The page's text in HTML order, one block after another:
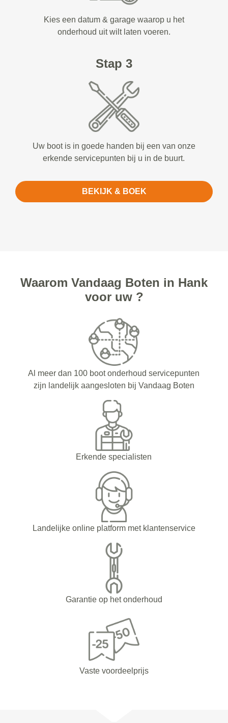
Kies een datum & garage waarop u het
onderhoud uit wilt laten voeren.
Stap 3
Uw boot is in goede handen bij een van onze
erkende servicepunten bij u in de buurt.
BEKIJK & BOEK
Waarom Vandaag Boten in Hank
voor uw ?
Al meer dan 100 boot onderhoud servicepunten
zijn landelijk aangesloten bij Vandaag Boten
Erkende specialisten
Landelijke online platform met klantenservice
Garantie op het onderhoud
Vaste voordeelprijs